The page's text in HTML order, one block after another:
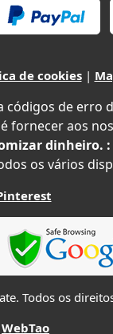
de cookies|
códigos de erro
fornecer aos
dinheiro.
os vários
Todos os
WebTao